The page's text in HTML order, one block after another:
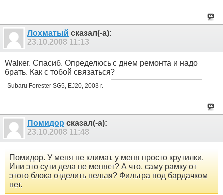
Лохматый сказал(-а):
23.10.2008 11:13
Wаlкеr. Спасиб. Определюсь с днем ремонта и надо
брать. Как с тобой связаться?
Subaru Forester SG5, EJ20, 2003 г.
Помидор сказал(-а):
23.10.2008 11:48
Помидор. У меня не климат, у меня просто крутилки.
Или это сути дела не меняет? А что, саму рамку от
этого блока отделить нельзя? Фильтра под бардачком
нет.